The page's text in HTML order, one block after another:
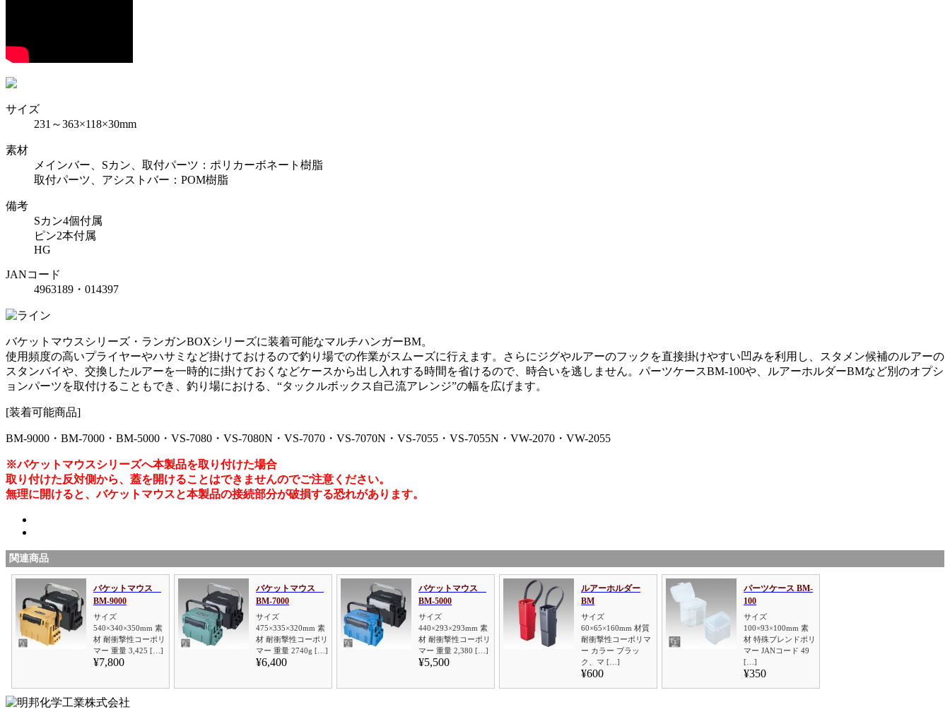
サイズ
231～363×118×30mm
素材
メインバー、Sカン、取付パーツ：ポリカーボネート樹脂
取付パーツ、アシストバー：POM樹脂
備考
Sカン4個付属
ピン2本付属
HG
JANコード
4963189・014397
バケットマウスシリーズ・ランガンBOXシリーズに装着可能なマルチハンガーBM。
使用頻度の高いプライヤーやハサミなど掛けておけるので釣り場での作業がスムーズに行えます。さらにジグやルアーのフックを直接掛けやすい凹みを利用し、スタメン候補のルアーの
スタンバイや、交換したルアーを一時的に掛けておくなどケースから出し入れする時間を省けるので、時合いを逃しません。パーツケースBM-100や、ルアーホルダーBMなど別のオプシ
ョンパーツを取付けることもでき、釣り場における、“タックルボックス自己流アレンジ”の幅を広げます。
[装着可能商品]
BM-9000・BM-7000・BM-5000・VS-7080・VS-7080N・VS-7070・VS-7070N・VS-7055・VS-7055N・VW-2070・VW-2055
※バケットマウスシリーズへ本製品を取り付けた場合
取り付けた反対側から、蓋を開けることはできませんのでご注意ください。
無理に開けると、バケットマウスと本製品の接続部分が破損する恐れがあります。
関連商品
バケットマウス
BM-9000
サイズ
540×340×350mm 素
材 耐衝撃性コーポリ
マー 重量 3,425 […]
¥7,800
バケットマウス
BM-7000
サイズ
475×335×320mm 素
材 耐衝撃性コーポリ
マー 重量 2740g […]
¥6,400
バケットマウス
BM-5000
サイズ
440×293×293mm 素
材 耐衝撃性コーポリ
マー 重量 2,380 […]
¥5,500
ルアーホルダー
BM
サイズ
60×65×160mm 材質
耐衝撃性コーポリマ
ー カラー ブラッ
ク、マ […]
¥600
パーツケース BM-
100
サイズ
100×93×100mm 素
材 特殊ブレンドポリ
マー JANコード 49
[…]
¥350